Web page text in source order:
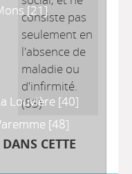
consiste pas
seulement en
l'absence de
maladie ou
d'infirmité.
(83)
CETTE
[21]
Louvière [40]
[48]